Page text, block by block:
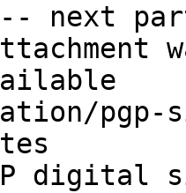
next
pgp-
digital